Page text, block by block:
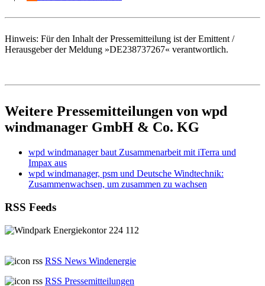
Hinweis: Für den Inhalt der Pressemitteilung ist der Emittent /
Herausgeber der Meldung »DE238737267« verantwortlich.
Weitere Pressemitteilungen von wpd
windmanager GmbH & Co. KG
wpd windmanager baut Zusammenarbeit mit iTerra und
Impax aus
wpd windmanager, psm und Deutsche Windtechnik:
Zusammenwachsen, um zusammen zu wachsen
RSS Feeds
RSS News Windenergie
RSS Pressemitteilungen